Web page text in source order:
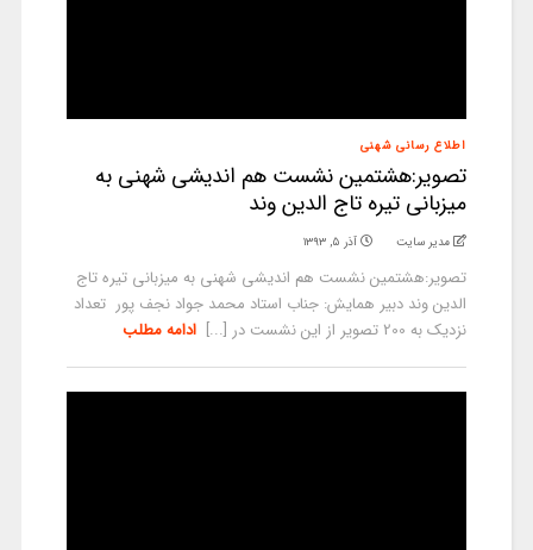
اطلاع رسانی شهنی
تصویر:هشتمین نشست هم اندیشی شهنی به
میزبانی تیره تاج الدین وند
مدیر سایت آذر ۵, ۱۳۹۳
تصویر:هشتمین نشست هم اندیشی شهنی به میزبانی تیره تاج
الدین وند دبیر همایش: جناب استاد محمد جواد نجف پور تعداد
نزدیک به 200 تصویر از این نشست در [...]
ادامه مطلب